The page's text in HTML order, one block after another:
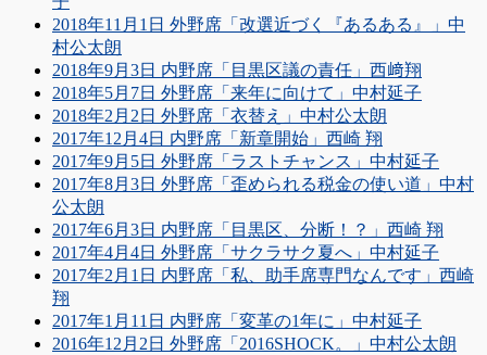
2018年11月1日 外野席「改選近づく『あるある』」中
村公太朗
2018年9月3日 内野席「目黒区議の責任」西﨑翔
2018年5月7日 外野席「来年に向けて」中村延子
2018年2月2日 外野席「衣替え」中村公太朗
2017年12月4日 内野席「新章開始」西崎 翔
2017年9月5日 外野席「ラストチャンス」中村延子
2017年8月3日 外野席「歪められる税金の使い道」中村
公太朗
2017年6月3日 内野席「目黒区、分断！？」西崎 翔
2017年4月4日 外野席「サクラサク夏へ」中村延子
2017年2月1日 内野席「私、助手席専門なんです」西崎
翔
2017年1月11日 内野席「変革の1年に」中村延子
2016年12月2日 外野席「2016SHOCK。」中村公太朗